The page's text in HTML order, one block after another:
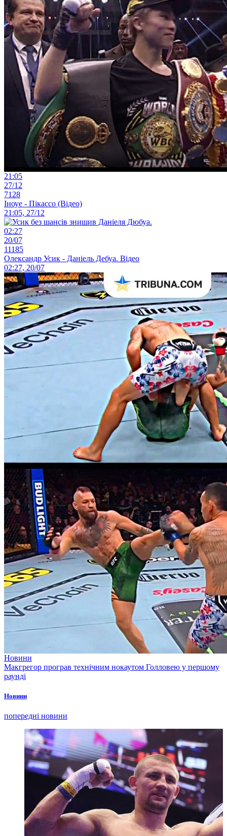
21:05
27/12
7128
Іноуе - Пікассо (Відео)
21:05, 27/12
02:27
20/07
11185
Олександр Усик - Даніель Дебуа. Відео
02:27, 20/07
Новини
Макгрегор програв технічним нокаутом Голловею у першому
раунді
Новини
попередні новини